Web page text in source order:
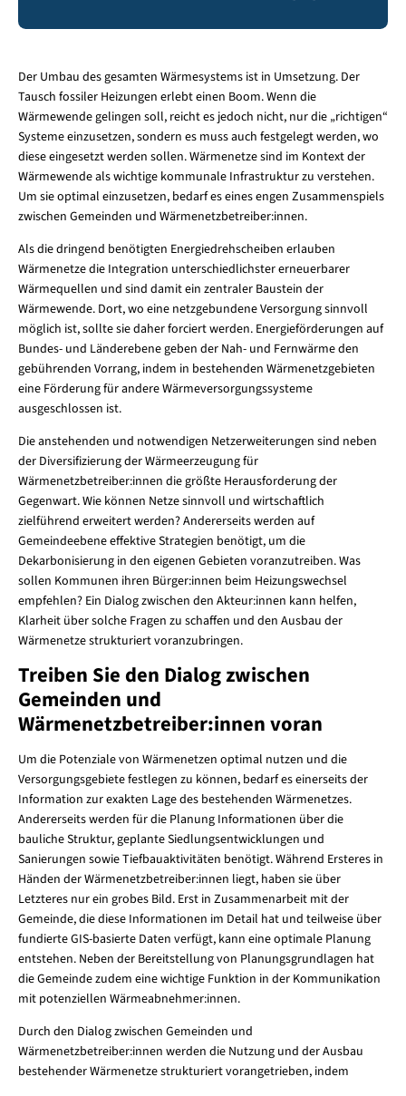
Der Umbau des gesamten Wärmesystems ist in Umsetzung. Der
Tausch fossiler Heizungen erlebt einen Boom. Wenn die
Wärmewende gelingen soll, reicht es jedoch nicht, nur die „richtigen“
Systeme einzusetzen, sondern es muss auch festgelegt werden, wo
diese eingesetzt werden sollen. Wärmenetze sind im Kontext der
Wärmewende als wichtige kommunale Infrastruktur zu verstehen.
Um sie optimal einzusetzen, bedarf es eines engen Zusammenspiels
zwischen Gemeinden und Wärmenetzbetreiber:innen.
Als die dringend benötigten Energiedrehscheiben erlauben
Wärmenetze die Integration unterschiedlichster erneuerbarer
Wärmequellen und sind damit ein zentraler Baustein der
Wärmewende. Dort, wo eine netzgebundene Versorgung sinnvoll
möglich ist, sollte sie daher forciert werden. Energieförderungen auf
Bundes- und Länderebene geben der Nah- und Fernwärme den
gebührenden Vorrang, indem in bestehenden Wärmenetzgebieten
eine Förderung für andere Wärmeversorgungssysteme
ausgeschlossen ist.
Die anstehenden und notwendigen Netzerweiterungen sind neben
der Diversifizierung der Wärmeerzeugung für
Wärmenetzbetreiber:innen die größte Herausforderung der
Gegenwart. Wie können Netze sinnvoll und wirtschaftlich
zielführend erweitert werden? Andererseits werden auf
Gemeindeebene effektive Strategien benötigt, um die
Dekarbonisierung in den eigenen Gebieten voranzutreiben. Was
sollen Kommunen ihren Bürger:innen beim Heizungswechsel
empfehlen? Ein Dialog zwischen den Akteur:innen kann helfen,
Klarheit über solche Fragen zu schaffen und den Ausbau der
Wärmenetze strukturiert voranzubringen.
Treiben Sie den Dialog zwischen
Gemeinden und
Wärmenetzbetreiber:innen voran
Um die Potenziale von Wärmenetzen optimal nutzen und die
Versorgungsgebiete festlegen zu können, bedarf es einerseits der
Information zur exakten Lage des bestehenden Wärmenetzes.
Andererseits werden für die Planung Informationen über die
bauliche Struktur, geplante Siedlungsentwicklungen und
Sanierungen sowie Tiefbauaktivitäten benötigt. Während Ersteres in
Händen der Wärmenetzbetreiber:innen liegt, haben sie über
Letzteres nur ein grobes Bild. Erst in Zusammenarbeit mit der
Gemeinde, die diese Informationen im Detail hat und teilweise über
fundierte GIS-basierte Daten verfügt, kann eine optimale Planung
entstehen. Neben der Bereitstellung von Planungsgrundlagen hat
die Gemeinde zudem eine wichtige Funktion in der Kommunikation
mit potenziellen Wärmeabnehmer:innen.
Durch den Dialog zwischen Gemeinden und
Wärmenetzbetreiber:innen werden die Nutzung und der Ausbau
bestehender Wärmenetze strukturiert vorangetrieben, indem